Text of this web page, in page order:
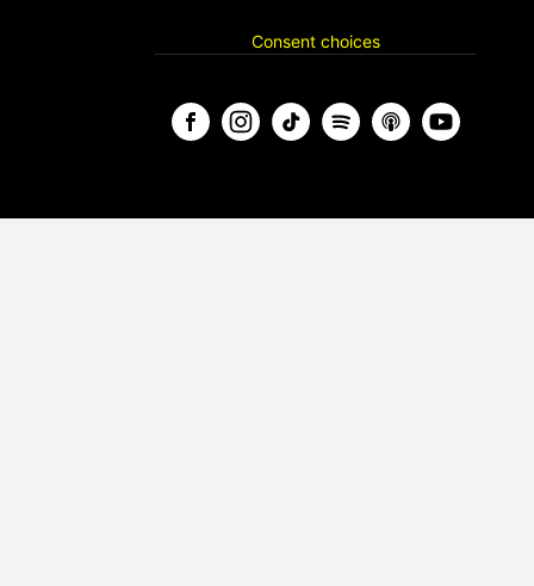
Consent choices